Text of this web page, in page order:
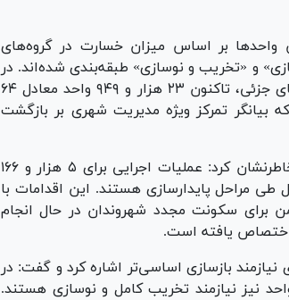
بر اساس میزان خسارت در گروه‌های
و «تخریب و نوسازی» طبقه‌بندی شده‌اند. در
همین راستا، از مجموع ۳۷ هزار و ۴۸۹ واحد دارای آسیب‌های جزئی، تاکنون ۲۳ هزار و ۹۴۹ واحد معادل ۶۴
بیانگر تمرکز ویژه مدیریت شهری بر بازگشت
بابایی در ادامه با تأکید بر روند پیشرفت در سایر بخش‌ها خاطرنشان کرد: عملیات اجرایی برای ۵ هزار و ۱۶۶
مراحل پایدارسازی هستند. این اقدامات با
برای سکونت مجدد شهروندان در حال انجام
یافته است.
بازسازی اساسی‌تر اشاره کرد و گفت: در
حاضر ۱۰۴۱ واحد ساختمانی نیازمند مقاوم‌سازی و ۱۴۸۰ واحد نیز نیازمند تخریب کامل و نوسازی هستند.